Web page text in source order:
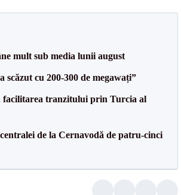
mult sub media lunii august
cu 200-300 de megawați”
facilitarea tranzitului prin Turcia al
de la Cernavodă de patru-cinci